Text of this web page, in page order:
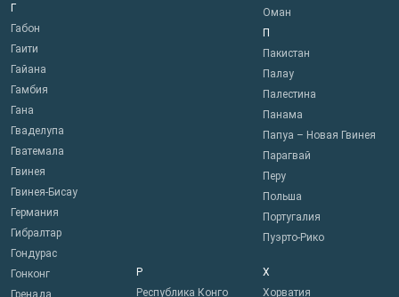
Г
Габон
Гаити
Гайана
Гамбия
Гана
Гваделупа
Гватемала
Гвинея
Гвинея-Бисау
Германия
Гибралтар
Гондурас
Гонконг
Гренада
Оман
П
Пакистан
Палау
Палестина
Панама
Папуа – Новая Гвинея
Парагвай
Перу
Польша
Португалия
Пуэрто-Рико
Р
Республика Конго
Х
Хорватия